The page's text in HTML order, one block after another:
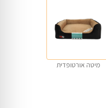
מיטה אורטופדית